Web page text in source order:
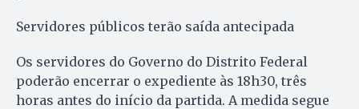
Servidores públicos terão saída antecipada
Os servidores do Governo do Distrito Federal
poderão encerrar o expediente às 18h30, três
horas antes do início da partida. A medida segue